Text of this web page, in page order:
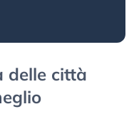
delle città